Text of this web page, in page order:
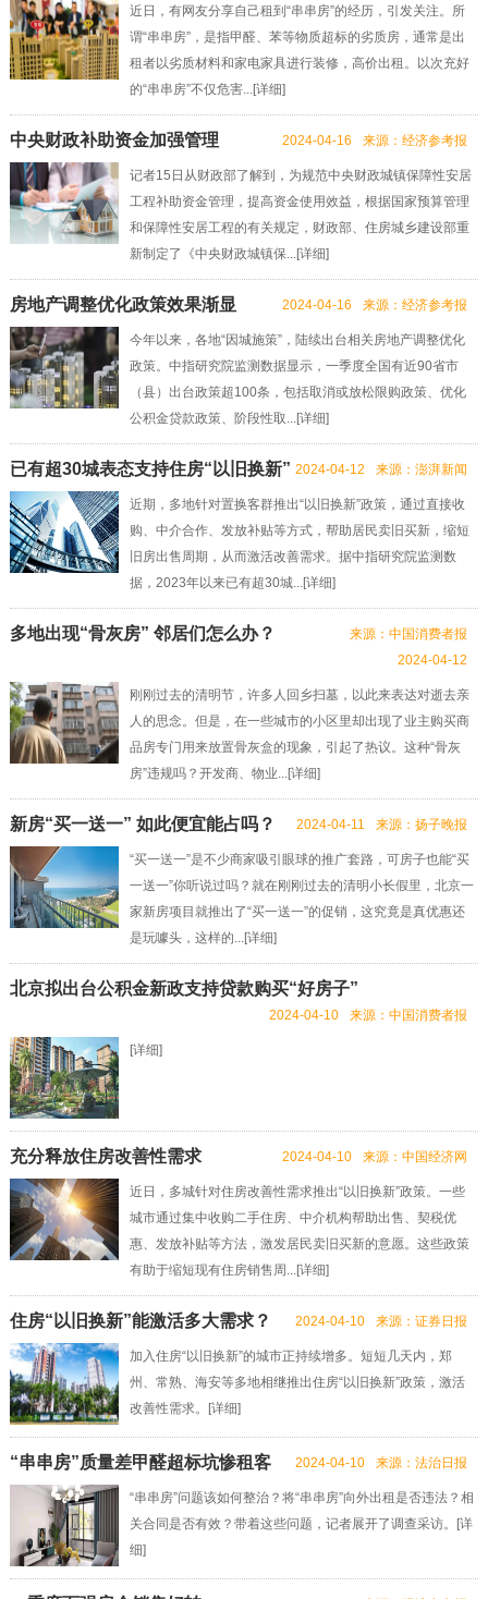
近日，有网友分享自己租到“串串房”的经历，引发关注。所
谓“串串房”，是指甲醛、苯等物质超标的劣质房，通常是出
租者以劣质材料和家电家具进行装修，高价出租。以次充好
的“串串房”不仅危害...[详细]
中央财政补助资金加强管理 来源：经济参考报
2024-04-16
记者15日从财政部了解到，为规范中央财政城镇保障性安居
工程补助资金管理，提高资金使用效益，根据国家预算管理
和保障性安居工程的有关规定，财政部、住房城乡建设部重
新制定了《中央财政城镇保...[详细]
房地产调整优化政策效果渐显 来源：经济参考报
2024-04-16
今年以来，各地“因城施策”，陆续出台相关房地产调整优化
政策。中指研究院监测数据显示，一季度全国有近90省市
（县）出台政策超100条，包括取消或放松限购政策、优化
公积金贷款政策、阶段性取...[详细]
已有超30城表态支持住房“以旧换新” 来源：澎湃新闻
2024-04-12
近期，多地针对置换客群推出“以旧换新”政策，通过直接收
购、中介合作、发放补贴等方式，帮助居民卖旧买新，缩短
旧房出售周期，从而激活改善需求。据中指研究院监测数
据，2023年以来已有超30城...[详细]
多地出现“骨灰房” 邻居们怎么办？
来源：中国消费者报
2024-04-12
刚刚过去的清明节，许多人回乡扫墓，以此来表达对逝去亲
人的思念。但是，在一些城市的小区里却出现了业主购买商
品房专门用来放置骨灰盒的现象，引起了热议。这种“骨灰
房”违规吗？开发商、物业...[详细]
新房“买一送一” 如此便宜能占吗？ 来源：扬子晚报
2024-04-11
“买一送一”是不少商家吸引眼球的推广套路，可房子也能“买
一送一”你听说过吗？就在刚刚过去的清明小长假里，北京一
家新房项目就推出了“买一送一”的促销，这究竟是真优惠还
是玩噱头，这样的...[详细]
北京拟出台公积金新政支持贷款购买“好房子”
来源：中国消费者报
2024-04-10
[详细]
充分释放住房改善性需求 来源：中国经济网
2024-04-10
近日，多城针对住房改善性需求推出“以旧换新”政策。一些
城市通过集中收购二手住房、中介机构帮助出售、契税优
惠、发放补贴等方法，激发居民卖旧买新的意愿。这些政策
有助于缩短现有住房销售周...[详细]
住房“以旧换新”能激活多大需求？ 来源：证券日报
2024-04-10
加入住房“以旧换新”的城市正持续增多。短短几天内，郑
州、常熟、海安等多地相继推出住房“以旧换新”政策，激活
改善性需求。[详细]
“串串房”质量差甲醛超标坑惨租客 来源：法治日报
2024-04-10
“串串房”问题该如何整治？将“串串房”向外出租是否违法？相
关合同是否有效？带着这些问题，记者展开了调查采访。[详
细]